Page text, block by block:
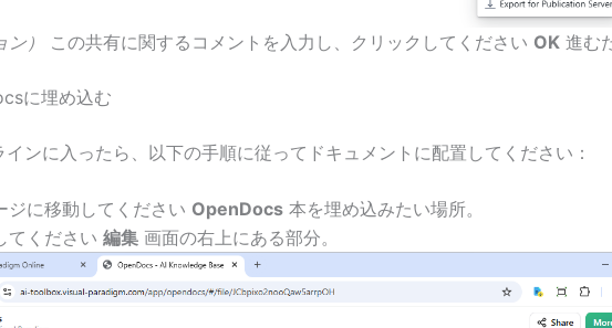
ン） この共有に関するコメントを入力し、クリックしてください OK 進む
に埋め込む
ンに入ったら、以下の手順に従ってドキュメントに配置してください：
ジに移動してください OpenDocs 本を埋め込みたい場所。
てください 編集 画面の右上にある部分。